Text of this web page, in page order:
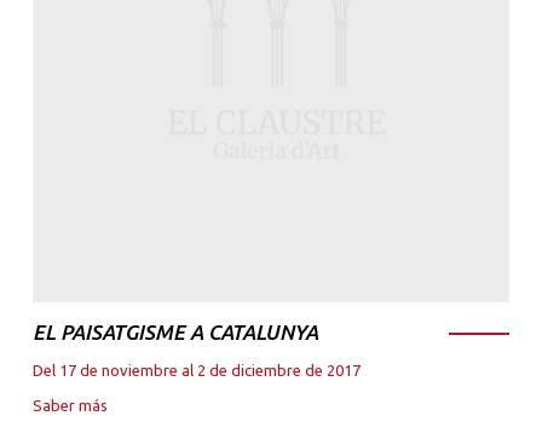
EL PAISATGISME A CATALUNYA
Del 17 de noviembre al 2 de diciembre de 2017
Saber más